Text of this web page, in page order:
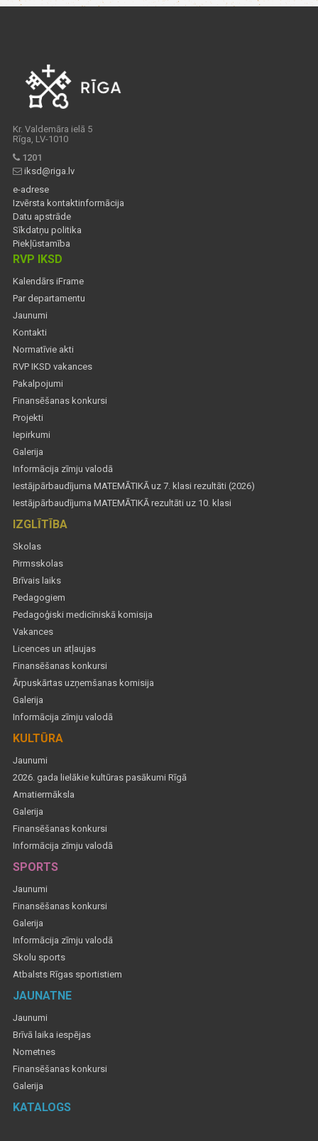
Kr. Valdemāra ielā 5
Rīga, LV-1010
1201
iksd@riga.lv
e-adrese
Izvērsta kontaktinformācija
Datu apstrāde
Sīkdatņu politika
Piekļūstamība
RVP IKSD
Kalendārs iFrame
Par departamentu
Jaunumi
Kontakti
Normatīvie akti
RVP IKSD vakances
Pakalpojumi
Finansēšanas konkursi
Projekti
Iepirkumi
Galerija
Informācija zīmju valodā
Iestājpārbaudījuma MATEMĀTIKĀ uz 7. klasi rezultāti (2026)
Iestājpārbaudījuma MATEMĀTIKĀ rezultāti uz 10. klasi
IZGLĪTĪBA
Skolas
Pirmsskolas
Brīvais laiks
Pedagogiem
Pedagoģiski medicīniskā komisija
Vakances
Licences un atļaujas
Finansēšanas konkursi
Ārpuskārtas uzņemšanas komisija
Galerija
Informācija zīmju valodā
KULTŪRA
Jaunumi
2026. gada lielākie kultūras pasākumi Rīgā
Amatiermāksla
Galerija
Finansēšanas konkursi
Informācija zīmju valodā
SPORTS
Jaunumi
Finansēšanas konkursi
Galerija
Informācija zīmju valodā
Skolu sports
Atbalsts Rīgas sportistiem
JAUNATNE
Jaunumi
Brīvā laika iespējas
Nometnes
Finansēšanas konkursi
Galerija
KATALOGS